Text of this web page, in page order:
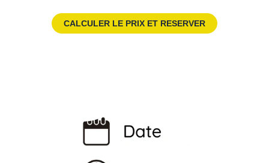
CALCULER LE PRIX ET RESERVER